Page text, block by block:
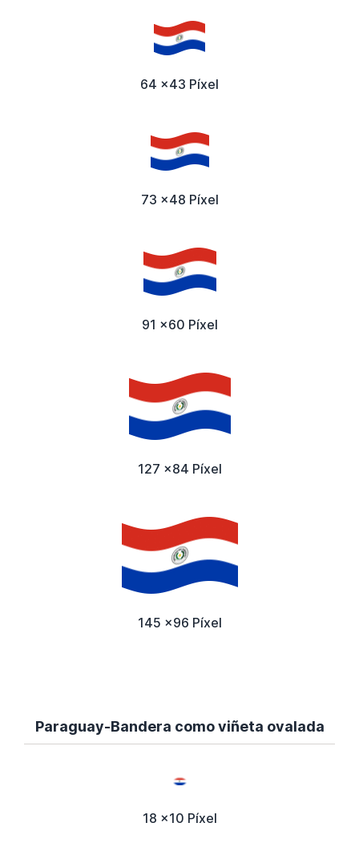
64 x43 Píxel
73 x48 Píxel
91 x60 Píxel
127 x84 Píxel
145 x96 Píxel
Paraguay-Bandera como viñeta ovalada
18 x10 Píxel